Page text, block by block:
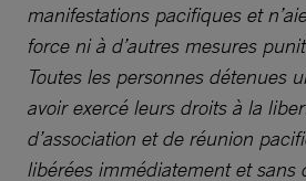
manifestations pacifiques et
force ni à d’autres mesures
Toutes les personnes détenues
avoir exercé leurs droits à la
d’association et de réunion
libérées immédiatement et sans